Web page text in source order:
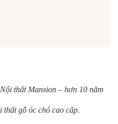
thất Mansion – hơn 10 năm
thất gỗ óc chó cao cấp.